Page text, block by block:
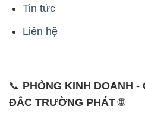
Tin tức
Liên hệ
📞 PHÒNG KINH DOANH -
ĐẮC TRƯỜNG PHÁT🌐